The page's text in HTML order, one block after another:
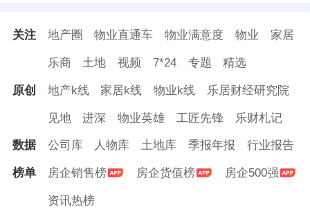
二是挖掘新场景，在现有巡检机器人人机协同
举措基础上，探索机房设施设备巡检，四足机
器人等新的科技创新举措，来赋能设施设备智
能巡检、复杂地形智能服务，同步推动业务的
应用。
关注 地产圈 物业直通车 物业满意度 物业 家居
乐商 土地 视频 7*24 专题 精选
原创 地产k线 家居k线 物业k线 乐居财经研究院
见地 进深 物业英雄 工匠先锋 乐财札记
数据 公司库 人物库 土地库 季报年报 行业报告
榜单 房企销售榜 房企货值榜 房企500强
资讯热榜